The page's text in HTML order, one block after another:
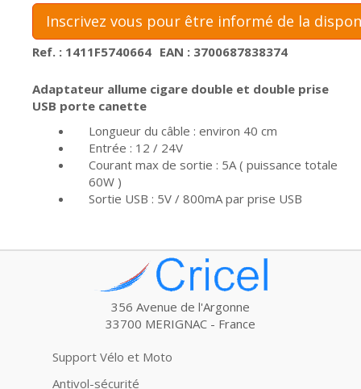
Inscrivez vous pour être informé de la
Ref. : 1411F5740664 EAN : 3700687838374
Adaptateur allume cigare double et double prise
USB porte canette
Longueur du câble : environ 40 cm
Entrée : 12 / 24V
Courant max de sortie : 5A ( puissance totale
60W )
Sortie USB : 5V / 800mA par prise USB
356 Avenue de l'Argonne
33700 MERIGNAC - France
Support Vélo et Moto
Antivol-sécurité